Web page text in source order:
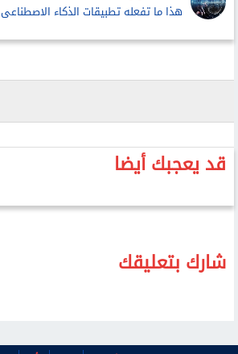
هذا ما تفعله تطبيقات الذكاء الاصطناعى
قد يعجبك أيضا
شارك بتعليقك